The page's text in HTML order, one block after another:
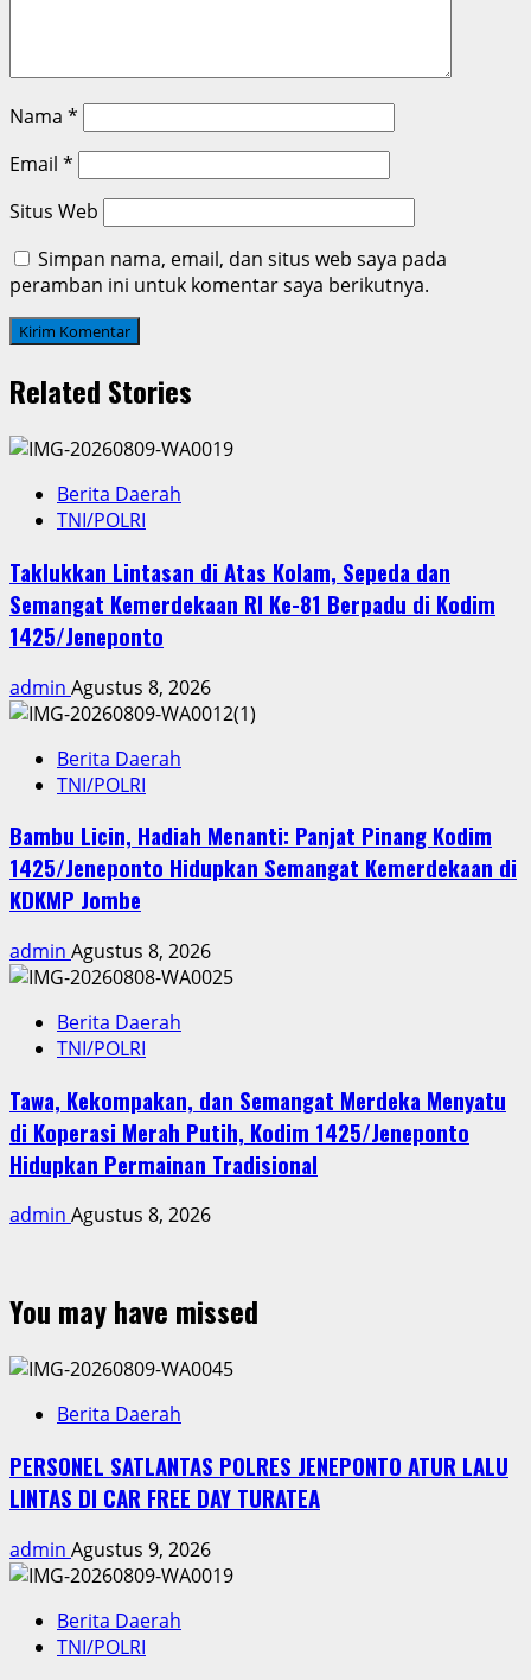
Nama *
Email *
Situs Web
Simpan nama, email, dan situs web saya pada
peramban ini untuk komentar saya berikutnya.
Related Stories
Berita Daerah
TNI/POLRI
Taklukkan Lintasan di Atas Kolam, Sepeda dan
Semangat Kemerdekaan RI Ke-81 Berpadu di Kodim
1425/Jeneponto
admin Agustus 8, 2026
Berita Daerah
TNI/POLRI
Bambu Licin, Hadiah Menanti: Panjat Pinang Kodim
1425/Jeneponto Hidupkan Semangat Kemerdekaan di
KDKMP Jombe
admin Agustus 8, 2026
Berita Daerah
TNI/POLRI
Tawa, Kekompakan, dan Semangat Merdeka Menyatu
di Koperasi Merah Putih, Kodim 1425/Jeneponto
Hidupkan Permainan Tradisional
admin Agustus 8, 2026
You may have missed
Berita Daerah
PERSONEL SATLANTAS POLRES JENEPONTO ATUR LALU
LINTAS DI CAR FREE DAY TURATEA
admin Agustus 9, 2026
Berita Daerah
TNI/POLRI